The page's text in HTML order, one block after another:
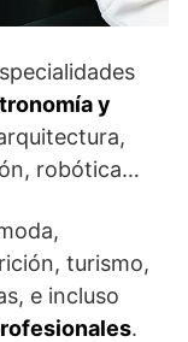
y
robótica…
turismo,
e incluso
.